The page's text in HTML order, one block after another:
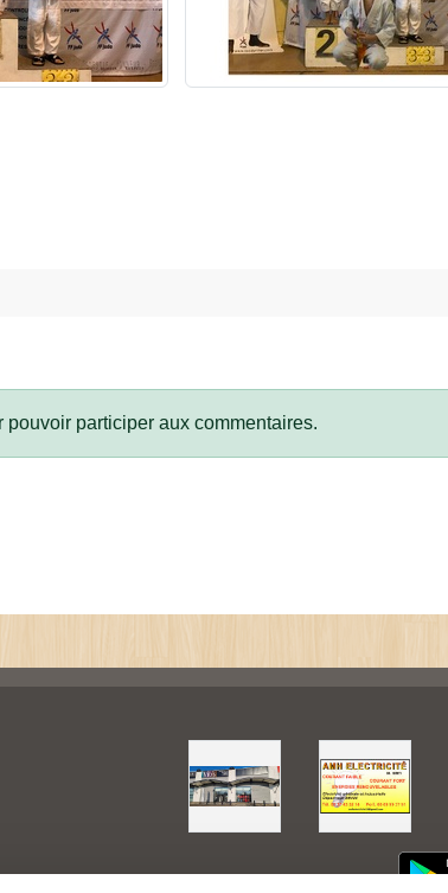
pouvoir participer aux commentaires.